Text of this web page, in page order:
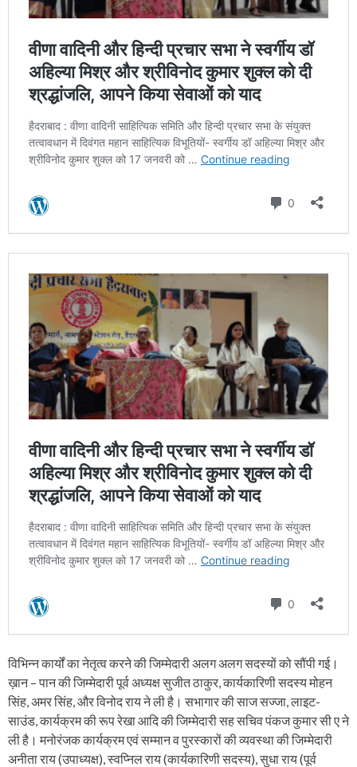
विभिन्न कार्यों का नेतृत्व करने की जिम्मेदारी अलग अलग सदस्यों को सौंपी गई।
ख़ान – पान की जिम्मेदारी पूर्व अध्यक्ष सुजीत ठाकुर, कार्यकारिणी सदस्य मोहन
सिंह, अमर सिंह, और विनोद राय ने ली है। सभागार की साज सज्जा, लाइट-
साउंड, कार्यक्रम की रूप रेखा आदि की जिम्मेदारी सह सचिव पंकज कुमार सी ए ने
ली है। मनोरंजक कार्यक्रम एवं सम्मान व पुरस्कारों की व्यवस्था की जिम्मेदारी
अनीता राय (उपाध्यक्ष), स्वप्निल राय (कार्यकारिणी सदस्य), सुधा राय (पूर्व